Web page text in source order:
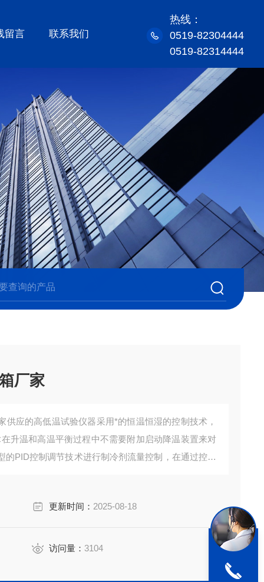
留言 联系我们
热线：
0519-82304444
0519-82314444
厂家
供应的高低温试验仪器采用*的恒温恒湿的控制技术，
升温和高温平衡过程中不需要附加启动降温装置来对
PID控制调节技术进行制冷剂流量控制，在通过控制
更新时间： 2025-08-18
访问量：3104